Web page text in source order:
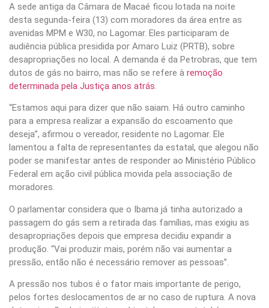
A sede antiga da Câmara de Macaé ficou lotada na noite
desta segunda-feira (13) com moradores da área entre as
avenidas MPM e W30, no Lagomar. Eles participaram de
audiência pública presidida por Amaro Luiz (PRTB), sobre
desapropriações no local. A demanda é da Petrobras, que tem
dutos de gás no bairro, mas não se refere à remoção
determinada pela Justiça anos atrás.
“Estamos aqui para dizer que não saiam. Há outro caminho
para a empresa realizar a expansão do escoamento que
deseja”, afirmou o vereador, residente no Lagomar. Ele
lamentou a falta de representantes da estatal, que alegou não
poder se manifestar antes de responder ao Ministério Público
Federal em ação civil pública movida pela associação de
moradores.
O parlamentar considera que o Ibama já tinha autorizado a
passagem do gás sem a retirada das famílias, mas exigiu as
desapropriações depois que empresa decidiu expandir a
produção. “Vai produzir mais, porém não vai aumentar a
pressão, então não é necessário remover as pessoas”.
A pressão nos tubos é o fator mais importante de perigo,
pelos fortes deslocamentos de ar no caso de ruptura. A nova